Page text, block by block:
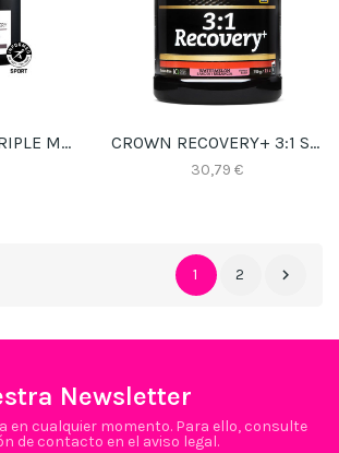
RECUPERADOR TRIPLE MAGNESIO FRUTAS DEL BOSQUE BOTE CROWN RECOVERY+ 3:1 SANDÍA
30,79 €
1 2 
Newsletter
en cualquier momento. Para ello, consulte
de contacto en el aviso legal.